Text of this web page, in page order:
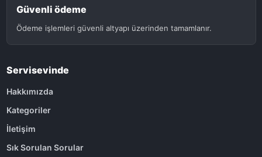
Güvenli ödeme
Ödeme işlemleri güvenli altyapı üzerinden tamamlanır.
Servisevinde
Hakkımızda
Kategoriler
İletişim
Sık Sorulan Sorular